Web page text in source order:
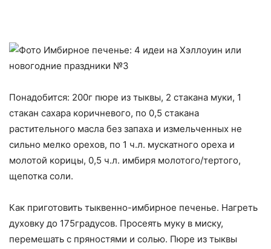
Понадобится: 200г пюре из тыквы, 2 стакана муки, 1
стакан сахара коричневого, по 0,5 стакана
растительного масла без запаха и измельченных не
сильно мелко орехов, по 1 ч.л. мускатного ореха и
молотой корицы, 0,5 ч.л. имбиря молотого/тертого,
щепотка соли.
Как приготовить тыквенно-имбирное печенье. Нагреть
духовку до 175градусов. Просеять муку в миску,
перемешать с пряностями и солью. Пюре из тыквы